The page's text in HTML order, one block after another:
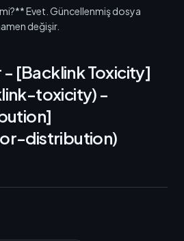
Evet. Güncellenmiş dosya
değişir.
- [Backlink Toxicity]
toxicity) -
distribution)